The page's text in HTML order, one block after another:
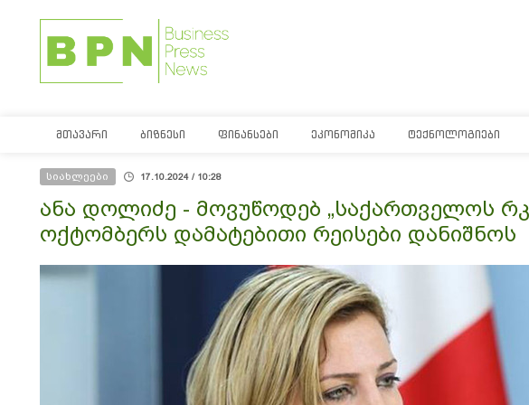
ᲛᲗᲐᲕᲐᲠᲘ ᲑᲘᲖᲜᲔᲡᲘ ᲤᲘᲜᲐᲜᲡᲔᲑᲘ ᲔᲙᲝᲜᲝᲛᲘᲙᲐ ᲢᲔᲥᲜᲝᲚᲝᲒᲘᲔᲑᲘ
სიახლეები 17.10.2024 / 10:28
ანა დოლიძე - მოვუწოდებ „საქართველოს
ოქტომბერს დამატებითი რეისები დანიშნოს